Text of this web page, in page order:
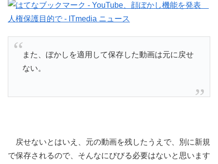
また、ぼかしを適用して保存した動画は元に戻せ
ない。
戻せないとはいえ、元の動画を残したうえで、別に新規
で保存されるので、そんなにびびる必要はないと思います